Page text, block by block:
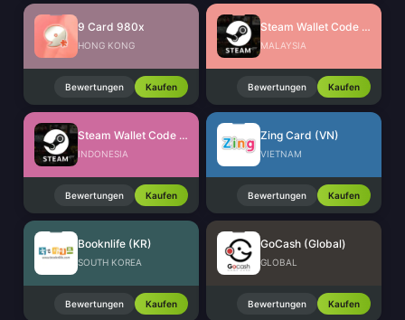
9 Card 980x
HONG KONG
Bewertungen Kaufen
Steam Wallet Code (MYR)
MALAYSIA
Bewertungen Kaufen
Steam Wallet Code (IDR)
INDONESIA
Bewertungen Kaufen
Zing Card (VN)
VIETNAM
Bewertungen Kaufen
Booknlife (KR)
SOUTH KOREA
Bewertungen Kaufen
GoCash (Global)
GLOBAL
Bewertungen Kaufen